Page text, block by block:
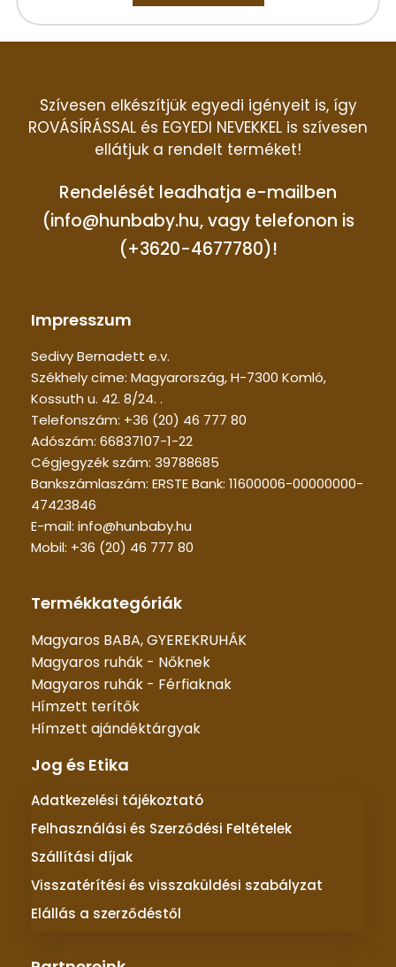
Szívesen elkészítjük egyedi igényeit is, így
ROVÁSÍRÁSSAL és EGYEDI NEVEKKEL is szívesen
ellátjuk a rendelt terméket!
Rendelését leadhatja e-mailben
(info@hunbaby.hu, vagy telefonon is
(+3620-4677780)!
Impresszum
Sedivy Bernadett e.v.
Székhely címe: Magyarország, H-7300 Komló,
Kossuth u. 42. 8/24. .
Telefonszám: +36 (20) 46 777 80
Adószám: 66837107-1-22
Cégjegyzék szám: 39788685
Bankszámlaszám: ERSTE Bank: 11600006-00000000-
47423846
E-mail: info@hunbaby.hu
Mobil: +36 (20) 46 777 80
Termékkategóriák
Magyaros BABA, GYEREKRUHÁK
Magyaros ruhák - Nőknek
Magyaros ruhák - Férfiaknak
Hímzett terítők
Hímzett ajándéktárgyak
Jog és Etika
Adatkezelési tájékoztató
Felhasználási és Szerződési Feltételek
Szállítási díjak
Visszatérítési és visszaküldési szabályzat
Elállás a szerződéstől